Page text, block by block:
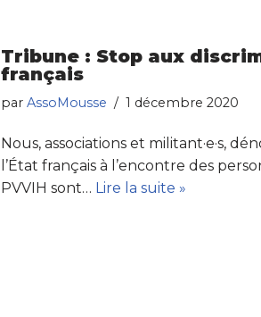
Tribune : Stop aux
français
par AssoMousse 1 décembre 2020
Nous, associations et militant·e·s,
l’État français à l’encontre des
PVVIH sont… Lire la suite »